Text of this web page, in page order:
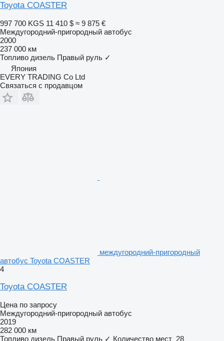
Toyota COASTER
997 700 KGS 11 410 $ ≈ 9 875 €
Междугородний-пригородный автобус
2000
237 000 км
Топливо дизель Правый руль ✓
Япония
EVERY TRADING Co Ltd
Связаться с продавцом
междугородний-пригородный
автобус Toyota COASTER
4
Toyota COASTER
Цена по запросу
Междугородний-пригородный автобус
2019
282 000 км
Топливо дизель Правый руль ✓ Количество мест 28